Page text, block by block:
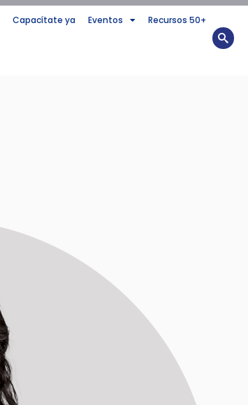
Capacítate ya Eventos Recursos 50+